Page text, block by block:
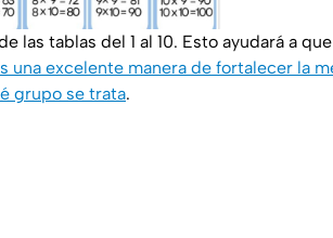
las tablas del 1 al 10. Esto ayudará a
una excelente manera de fortalecer la
grupo se trata.